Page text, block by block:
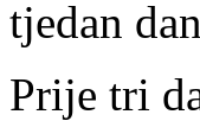
tjedan
Prije tri